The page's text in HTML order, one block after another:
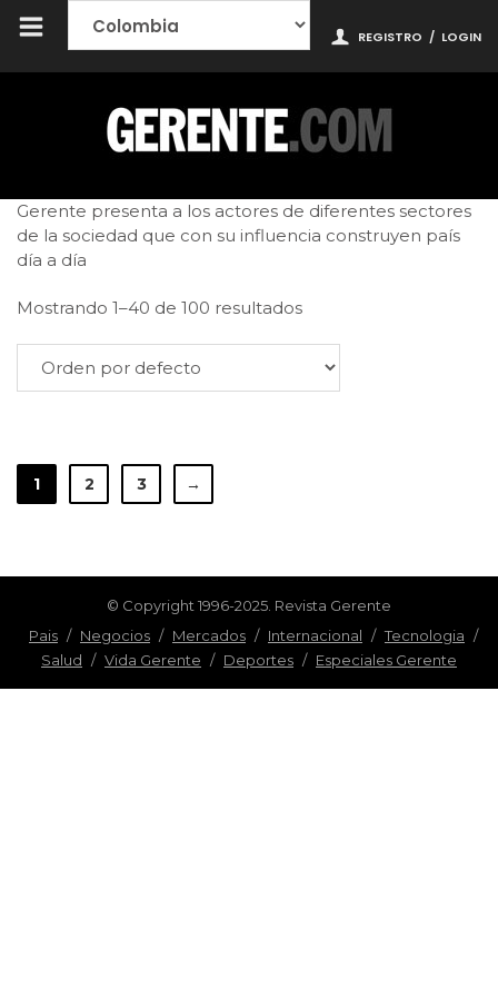
REGISTRO / LOGIN
Gerente presenta a los actores de diferentes sectores
de la sociedad que con su influencia construyen país
día a día
Mostrando 1–40 de 100 resultados
1 2 3 →
© Copyright 1996-2025. Revista Gerente
Pais / Negocios / Mercados / Internacional / Tecnologia /
Salud / Vida Gerente / Deportes / Especiales Gerente